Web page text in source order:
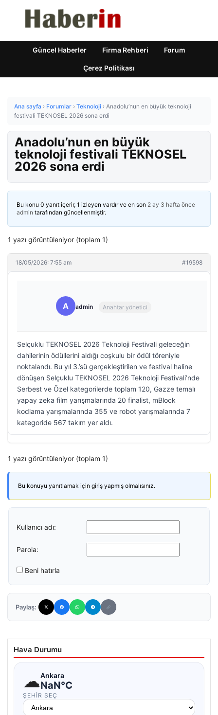
Güncel Haberler Firma Rehberi Forum
Çerez Politikası
Ana sayfa › Forumlar › Teknoloji › Anadolu’nun en büyük teknoloji
festivali TEKNOSEL 2026 sona erdi
Anadolu’nun en büyük
teknoloji festivali TEKNOSEL
2026 sona erdi
Bu konu 0 yanıt içerir, 1 izleyen vardır ve en son 2 ay 3 hafta önce
admin tarafından güncellenmiştir.
1 yazı görüntüleniyor (toplam 1)
18/05/2026: 7:55 am #19598
A admin Anahtar yönetici
Selçuklu TEKNOSEL 2026 Teknoloji Festivali geleceğin
dahilerinin ödüllerini aldığı coşkulu bir ödül töreniyle
noktalandı. Bu yıl 3.’sü gerçekleştirilen ve festival haline
dönüşen Selçuklu TEKNOSEL 2026 Teknoloji Festivali’nde
Serbest ve Özel kategorilerde toplam 120, Gazze temalı
yapay zeka film yarışmalarında 20 finalist, mBlock
kodlama yarışmalarında 355 ve robot yarışmalarında 7
kategoride 567 takım yer aldı.
1 yazı görüntüleniyor (toplam 1)
Bu konuyu yanıtlamak için giriş yapmış olmalısınız.
Kullanıcı adı:
Parola:
Beni hatırla
Paylaş:
Hava Durumu
☁Ankara
NaN°C
ŞEHIR SEÇ